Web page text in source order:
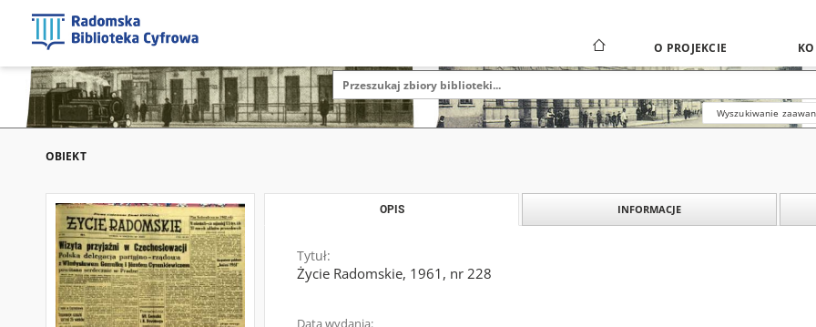
O PROJEKCIE
Wyszukiwanie
OBIEKT
OPIS INFORMACJE
Tytuł:
Życie Radomskie, 1961, nr 228
Data wydania: